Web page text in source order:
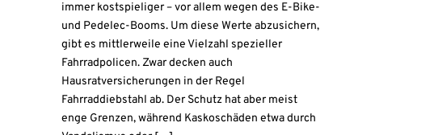
immer kostspieliger – vor allem wegen des E-Bike-
und Pedelec-Booms. Um diese Werte abzusichern,
gibt es mittlerweile eine Vielzahl spezieller
Fahrradpolicen. Zwar decken auch
Hausratversicherungen in der Regel
Fahrraddiebstahl ab. Der Schutz hat aber meist
enge Grenzen, während Kaskoschäden etwa durch